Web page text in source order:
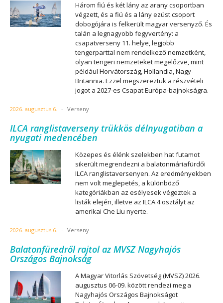
Három fiú és két lány az arany csoportban
végzett, és a fiú és a lány ezüst csoport
dobogójára is felkerült magyar versenyző. És
talán a legnagyobb fegyvertény: a
csapatverseny 11. helye, legjobb
tengerparttal nem rendelkező nemzetként,
olyan tengeri nemzeteket megelőzve, mint
például Horvátország, Hollandia, Nagy-
Britannia. Ezzel megszereztük a részvételi
jogot a 2027-es Csapat Európa-bajnokságra.
2026. augusztus 6. - Verseny
ILCA ranglistaverseny trükkös délnyugatiban a
nyugati medencében
Közepes és élénk szelekben hat futamot
sikerült megrendezni a balatonmáriafürdői
ILCA ranglistaversenyen. Az eredményekben
nem volt meglepetés, a különböző
kategóriákban az esélyesek végeztek a
listák elején, illetve az ILCA 4 osztályt az
amerikai Che Liu nyerte.
2026. augusztus 6. - Verseny
Balatonfüredről rajtol az MVSZ Nagyhajós
Országos Bajnokság
A Magyar Vitorlás Szövetség (MVSZ) 2026.
augusztus 06-09. között rendezi meg a
Nagyhajós Országos Bajnokságot